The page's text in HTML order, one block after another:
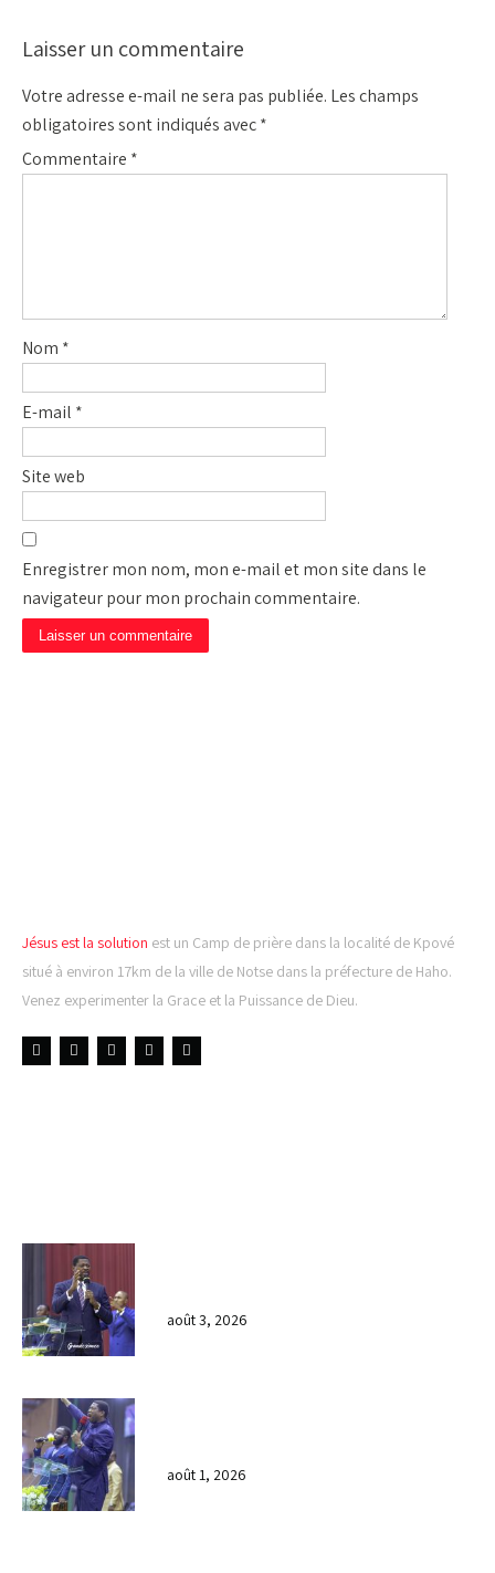
Laisser un commentaire
Votre adresse e-mail ne sera pas publiée. Les champs
obligatoires sont indiqués avec*
Commentaire *
Nom *
E-mail *
Site web
Enregistrer mon nom, mon e-mail et mon site dans le
navigateur pour mon prochain commentaire.
Jésus est la solution est un Camp de prière dans la localité de Kpové
situé à environ 17km de la ville de Notse dans la préfecture de Haho.
Venez experimenter la Grace et la Puissance de Dieu.
août 3, 2026
août 1, 2026